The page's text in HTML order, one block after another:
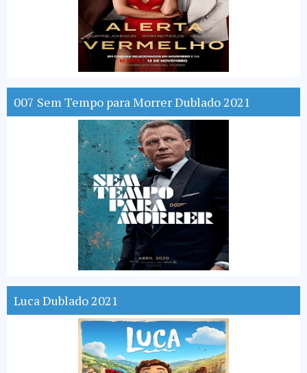
007 Sem Tempo para Morrer Dublado 2021
Luca Dublado 2021